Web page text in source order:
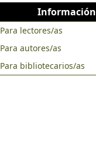
Información
Para lectores/as
Para autores/as
Para bibliotecarios/as